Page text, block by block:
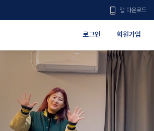
앱 다운로드
로그인 회원가입